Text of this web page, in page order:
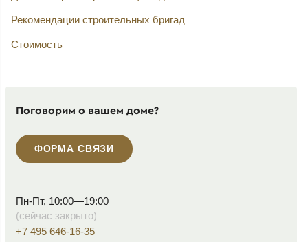
Рекомендации строительных бригад
Стоимость
Поговорим о вашем доме?
ФОРМА СВЯЗИ
Пн-Пт, 10:00—19:00
(сейчас закрыто)
+7 495 646-16-35